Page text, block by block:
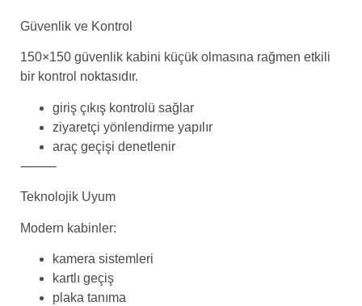
Güvenlik ve Kontrol
150×150 güvenlik kabini küçük olmasına rağmen etkili
bir kontrol noktasıdır.
giriş çıkış kontrolü sağlar
ziyaretçi yönlendirme yapılır
araç geçişi denetlenir
⸻
Teknolojik Uyum
Modern kabinler:
kamera sistemleri
kartlı geçiş
plaka tanıma